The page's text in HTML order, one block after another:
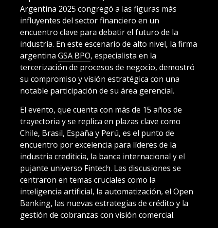
Argentina 2025 congregó a las figuras más
influyentes del sector financiero en un
encuentro clave para debatir el futuro de la
industria. En este escenario de alto nivel, la firma
argentina GSA BPO, especialista en la
tercerización de procesos de negocio, demostró
su compromiso y visión estratégica con una
notable participación de su área gerencial.
El evento, que cuenta con más de 15 años de
trayectoria y se replica en plazas clave como
Chile, Brasil, España y Perú, es el punto de
encuentro por excelencia para líderes de la
industria crediticia, la banca internacional y el
pujante universo Fintech. Las discusiones se
centraron en temas cruciales como la
inteligencia artificial, la automatización, el Open
Banking, las nuevas estrategias de crédito y la
gestión de cobranzas con visión comercial.